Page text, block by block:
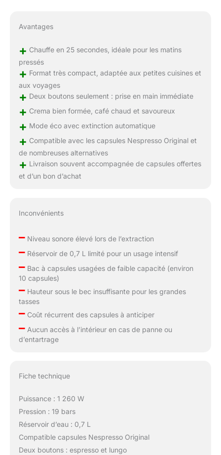
Avantages
+ Chauffe en 25 secondes, idéale pour les matins
pressés
+ Format très compact, adaptée aux petites cuisines et
aux voyages
+ Deux boutons seulement : prise en main immédiate
+ Crema bien formée, café chaud et savoureux
+ Mode éco avec extinction automatique
+ Compatible avec les capsules Nespresso Original et
de nombreuses alternatives
+ Livraison souvent accompagnée de capsules offertes
et d’un bon d’achat
Inconvénients
–Niveau sonore élevé lors de l’extraction
–Réservoir de 0,7 L limité pour un usage intensif
–Bac à capsules usagées de faible capacité (environ
10 capsules)
–Hauteur sous le bec insuffisante pour les grandes
tasses
–Coût récurrent des capsules à anticiper
–Aucun accès à l’intérieur en cas de panne ou
d’entartrage
Fiche technique
Puissance : 1 260 W
Pression : 19 bars
Réservoir d’eau : 0,7 L
Compatible capsules Nespresso Original
Deux boutons : espresso et lungo